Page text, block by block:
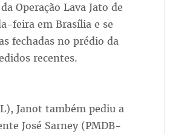
Operação Lava Jato de
feira em Brasília e se
fechadas no prédio da
recentes.
Janot também pediu a
José Sarney (PMDB-